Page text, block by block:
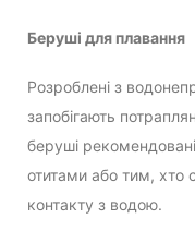
Беруші для плавання
Розроблені з
запобігають
беруші
отитами або тим, хто
контакту з водою.